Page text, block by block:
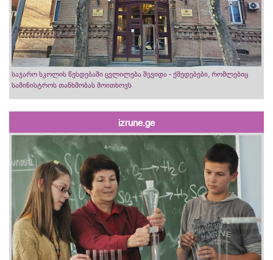
საჯარო სკოლის წესდებაში ცვლილება შევიდა - ქმედებები, რომლებიც
სამინისტროს თანხმობას მოითხოვს
izrune.ge